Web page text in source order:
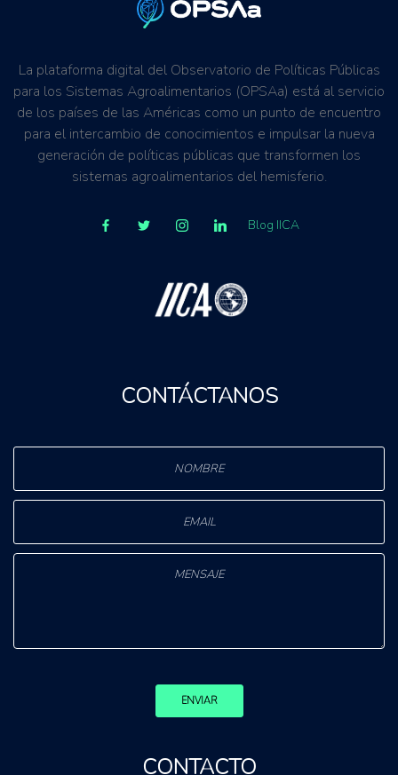
La plataforma digital del Observatorio de Políticas Públicas
para los Sistemas Agroalimentarios (OPSAa) está al servicio
de los países de las Américas como un punto de encuentro
para el intercambio de conocimientos e impulsar la nueva
generación de políticas públicas que transformen los
sistemas agroalimentarios del hemisferio.
Blog IICA
CONTÁCTANOS
ENVIAR
CONTACTO